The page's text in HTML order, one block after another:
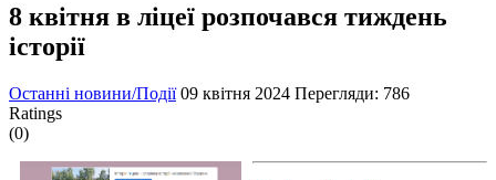
8 квітня в ліцеї розпочався тиждень
історії
Останні новини/Події 09 квітня 2024 Перегляди: 786
Ratings
(0)